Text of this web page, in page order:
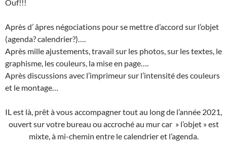
Ouf!!!
Après d’ âpres négociations pour se mettre d’accord sur l’objet
(agenda? calendrier?)….
Après mille ajustements, travail sur les photos, sur les textes, le
graphisme, les couleurs, la mise en page….
Après discussions avec l’imprimeur sur l’intensité des couleurs
et le montage…
IL est là, prêt à vous accompagner tout au long de l’année 2021,
ouvert sur votre bureau ou accroché au mur car » l’objet » est
mixte, à mi-chemin entre le calendrier et l’agenda.